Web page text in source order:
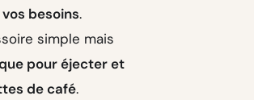
besoins.
simple mais
pour éjecter et
de café.